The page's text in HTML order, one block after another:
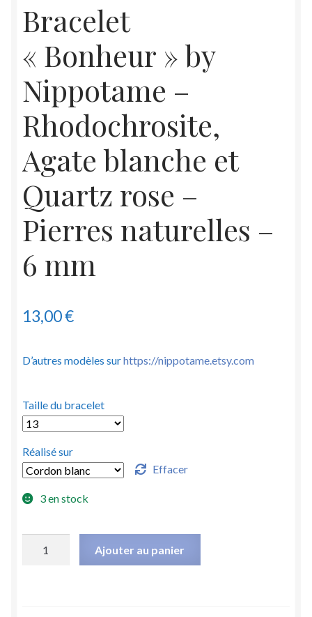
Bracelet
« Bonheur » by
Nippotame –
Rhodochrosite,
Agate blanche et
Quartz rose –
Pierres naturelles –
6 mm
13,00€
D’autres modèles surhttps://nippotame.etsy.com
Taille du bracelet
Réalisé sur
Effacer
3 en stock
Ajouter au panier